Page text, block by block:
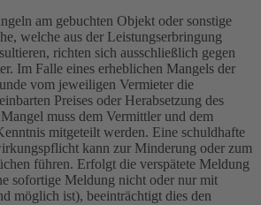
am gebuchten Objekt oder sonstige
welche aus der Leistungserbringung
richten sich ausschließlich gegen
Im Falle eines erheblichen Mangels der
vom jeweiligen Vermieter die
Preises oder Herabsetzung des
muss dem Vermittler und dem
mitgeteilt werden. Eine schuldhafte
kann zur Minderung oder zum
führen. Erfolgt die verspätete Meldung
sofortige Meldung nicht oder nur mit
möglich ist), beeinträchtigt dies den